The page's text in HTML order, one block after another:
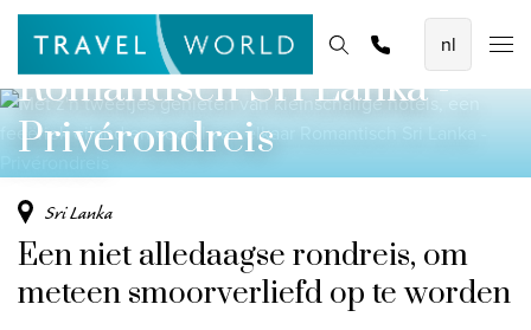
De mooiste vliegvakanties
Baoase Luxury Resort Curaçao
Lux* Grand Baie Resort Mauritius
Constance Halaveli Maldives
Bekijk alle vliegvakanties
Unieke rondreizen
Homepage Bestemmingen Thema's Promoties
Offerte aanvragen
elkaar
Romantisch Sri Lanka -
Privérondreis
Sri Lanka
Een niet alledaagse rondreis, om
meteen smoorverliefd op te worden